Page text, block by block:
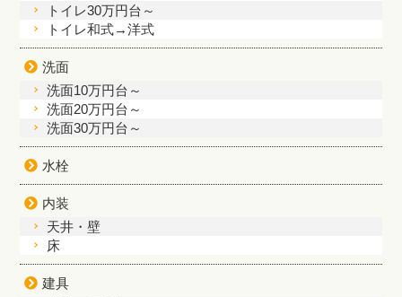
トイレ30万円台～
トイレ和式→洋式
洗面
洗面10万円台～
洗面20万円台～
洗面30万円台～
水栓
内装
天井・壁
床
建具